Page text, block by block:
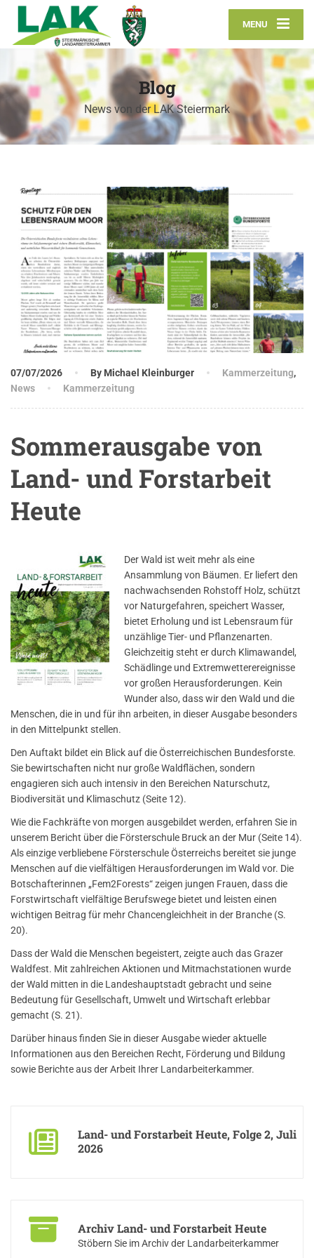
MENU
Blog
News von der LAK Steiermark
07/07/2026 By Michael Kleinburger Kammerzeitung,
News
Kammerzeitung
Sommerausgabe von
Land- und Forstarbeit
Heute
Der Wald ist weit mehr als eine
Ansammlung von Bäumen. Er liefert den
nachwachsenden Rohstoff Holz, schützt
vor Naturgefahren, speichert Wasser,
bietet Erholung und ist Lebensraum für
unzählige Tier- und Pflanzenarten.
Gleichzeitig steht er durch Klimawandel,
Schädlinge und Extremwetterereignisse
vor großen Herausforderungen. Kein
Wunder also, dass wir den Wald und die
Menschen, die in und für ihn arbeiten, in dieser Ausgabe besonders
in den Mittelpunkt stellen.
Den Auftakt bildet ein Blick auf die Österreichischen Bundesforste.
Sie bewirtschaften nicht nur große Waldflächen, sondern
engagieren sich auch intensiv in den Bereichen Naturschutz,
Biodiversität und Klimaschutz (Seite 12).
Wie die Fachkräfte von morgen ausgebildet werden, erfahren Sie in
unserem Bericht über die Försterschule Bruck an der Mur (Seite 14).
Als einzige verbliebene Försterschule Österreichs bereitet sie junge
Menschen auf die vielfältigen Herausforderungen im Wald vor. Die
Botschafterinnen „Fem2Forests“ zeigen jungen Frauen, dass die
Forstwirtschaft vielfältige Berufswege bietet und leisten einen
wichtigen Beitrag für mehr Chancengleichheit in der Branche (S.
20).
Dass der Wald die Menschen begeistert, zeigte auch das Grazer
Waldfest. Mit zahlreichen Aktionen und Mitmachstationen wurde
der Wald mitten in die Landeshauptstadt gebracht und seine
Bedeutung für Gesellschaft, Umwelt und Wirtschaft erlebbar
gemacht (S. 21).
Darüber hinaus finden Sie in dieser Ausgabe wieder aktuelle
Informationen aus den Bereichen Recht, Förderung und Bildung
sowie Berichte aus der Arbeit Ihrer Landarbeiterkammer.
Land- und Forstarbeit Heute, Folge 2, Juli
2026
Archiv Land- und Forstarbeit Heute
Stöbern Sie im Archiv der Landarbeiterkammer